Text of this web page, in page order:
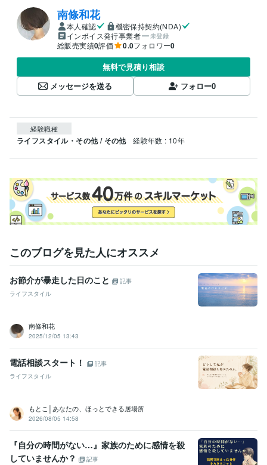
南條和花
本人確認
機密保持契約(NDA)
インボイス発行事業者
未登録
総販売実績0評価 0.0フォロワー0
無料で見積り相談
メッセージを送る
フォロー0
経験職種
ライフスタイル・その他 / その他 経験年数 : 10年
このブログを見た人にオススメ
お節介が暴走した日のこと
記事
ライフスタイル
南條和花
2025/12/05 13:43
電話相談スタート！
記事
ライフスタイル
もとこ│あなたの、ほっとできる居場所
2026/08/05 14:58
『自分の時間がない…』家族のために感情を殺
していませんか？
記事